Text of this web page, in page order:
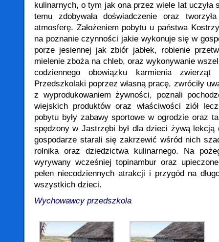
kulinarnych, o tym jak ona przez wiele lat uczyła
temu zdobywała doświadczenie oraz
atmosferę. Założeniem pobytu u państwa
na poznanie czynności jakie wykonuje się w
porze jesiennej jak zbiór jabłek, robienie
mielenie zboża na chleb, oraz wykonywanie
codziennego obowiązku karmienia
Przedszkolaki poprzez własną pracę, zwróciły
z wyprodukowaniem żywności, poznali
wiejskich produktów oraz właściwości ziół
pobytu były zabawy sportowe w ogrodzie oraz
spędzony w Jastrzębi był dla dzieci żywą
gospodarze starali się zakrzewić wśród nich
rolnika oraz dziedzictwa kulinarnego. Na
wyrywany wcześniej topinambur oraz
pełen niecodziennych atrakcji i przygód na
wszystkich dzieci.
Wychowawcy przedszkola